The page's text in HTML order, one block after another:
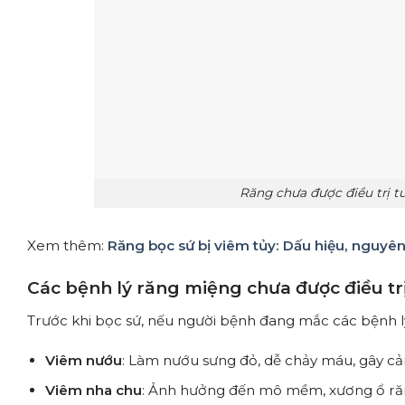
Răng chưa được điều trị
Xem thêm: Răng bọc sứ bị viêm tủy: Dấu hiệu,
Các bệnh lý răng miệng chưa được điều
Trước khi bọc sứ, nếu người bệnh đang mắc các bệnh
Viêm nướu: Làm nướu sưng đỏ, dễ chảy máu, gây
Viêm nha chu: Ảnh hưởng đến mô mềm, xương ổ